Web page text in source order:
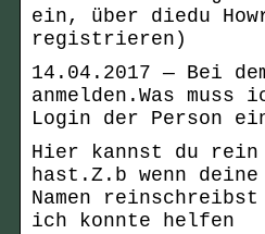
ein, über diedu
registrieren)
14.04.2017 — Bei
anmelden.Was
Login der Person
Hier kannst du rein
hast.Z.b wenn
Namen
ich konnte helfen